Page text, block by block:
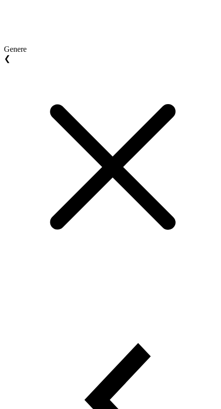
Genere
❮